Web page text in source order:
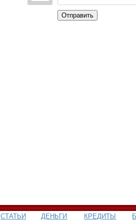
Отправить
СТАТЬИ ДЕНЬГИ КРЕДИТЫ